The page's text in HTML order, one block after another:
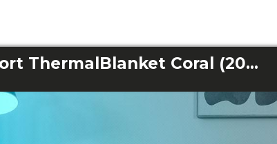
HeatConfort ThermalBlanket Coral (200 x 180)